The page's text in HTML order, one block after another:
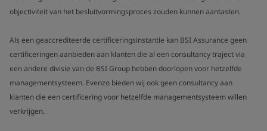
objectiviteit van het besluitvormingsproces zouden kunnen aantasten.
Als een geaccrediteerde certificeringsinstantie kan BSI Assurance geen
certificeringen aanbieden aan klanten die al een consultancy traject via
een andere divisie van de BSI Group hebben doorlopen voor hetzelfde
managementsysteem. Evenzo bieden wij ook geen consultancy aan
klanten die een certificering voor hetzelfde managementsysteem willen
verkrijgen.